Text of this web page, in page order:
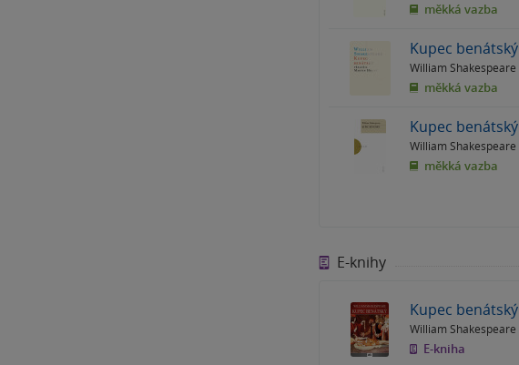
měkká vazba
Kupec benátský
William Shakespeare
měkká vazba
Kupec benátský
William Shakespeare
měkká vazba
E-knihy
Kupec benátský
William Shakespeare
E-kniha